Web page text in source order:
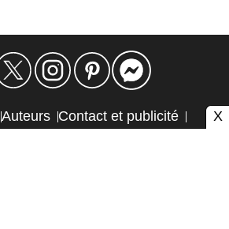
Auteurs Contact et publicité
X